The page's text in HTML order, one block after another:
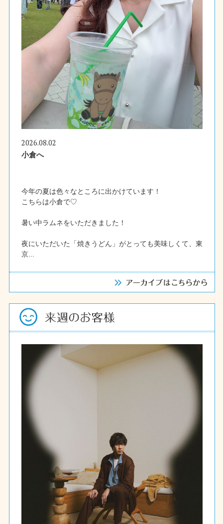
2026.08.02
小倉へ
今年の夏は色々なところに出かけています！
こちらは小倉で♡
暑い中ラムネをいただきました！
夜にいただいた「焼きうどん」がとっても美味しくて、東
京...